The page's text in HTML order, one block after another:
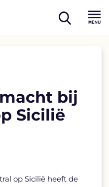
open
bij
Sicilië
op Sicilië heeft de